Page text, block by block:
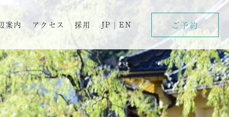
案内 アクセス 採用 JP | EN ご予約